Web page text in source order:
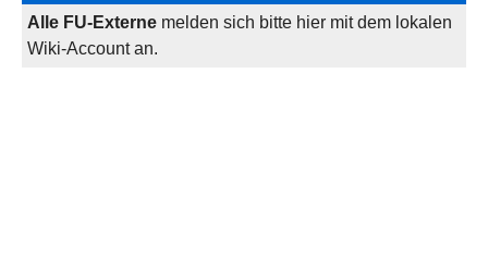
Alle FU-Externe melden sich bitte hier mit dem lokalen
Wiki-Account an.